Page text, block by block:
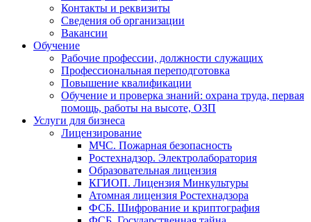
Контакты и реквизиты
Сведения об организации
Вакансии
Обучение
Рабочие профессии, должности служащих
Профессиональная переподготовка
Повышение квалификации
Обучение и проверка знаний: охрана труда, первая
помощь, работы на высоте, ОЗП
Услуги для бизнеса
Лицензирование
МЧС. Пожарная безопасность
Ростехнадзор. Электролаборатория
Образовательная лицензия
КГИОП. Лицензия Минкультуры
Атомная лицензия Ростехнадзора
ФСБ. Шифрование и криптография